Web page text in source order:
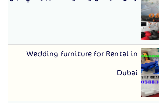
Wedding furniture for Rental in
Dubai